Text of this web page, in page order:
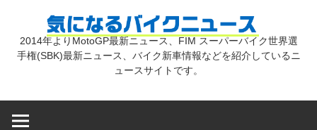
気
2014年よりMotoGP最新ニュース、FIM スーパーバイク世界選
手権(SBK)最新ニュース、バイク新車情報などを紹介しているニ
ュースサイトです。